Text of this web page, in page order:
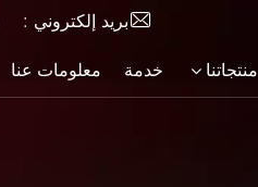
بريد إلكتروني :
منتجاتنا خدمة معلومات عنا